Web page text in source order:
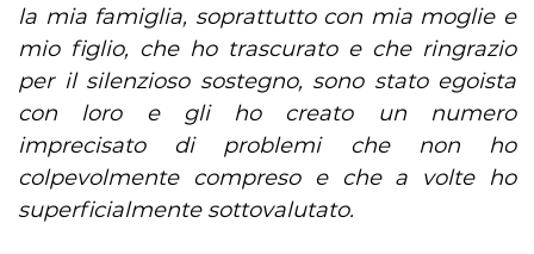
la mia famiglia, soprattutto con mia moglie e
mio figlio, che ho trascurato e che ringrazio
per il silenzioso sostegno, sono stato egoista
con loro e gli ho creato un numero
imprecisato di problemi che non ho
colpevolmente compreso e che a volte ho
superficialmente sottovalutato.